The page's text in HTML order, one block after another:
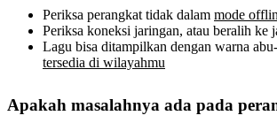
Periksa perangkat tidak dalam mode
Periksa koneksi jaringan, atau beralih ke
Lagu bisa ditampilkan dengan warna
tersedia di wilayahmu
Apakah masalahnya ada pada